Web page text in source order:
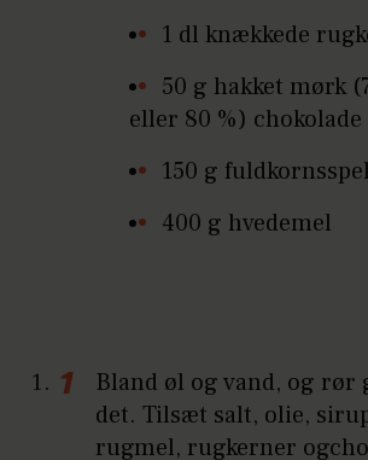
1 dl knækkede
50 g hakket mørk
eller 80 %) chokolade
150 g
400 g hvedemel
Bland øl og vand, og
det. Tilsæt salt, olie,
rugmel, rugkerner